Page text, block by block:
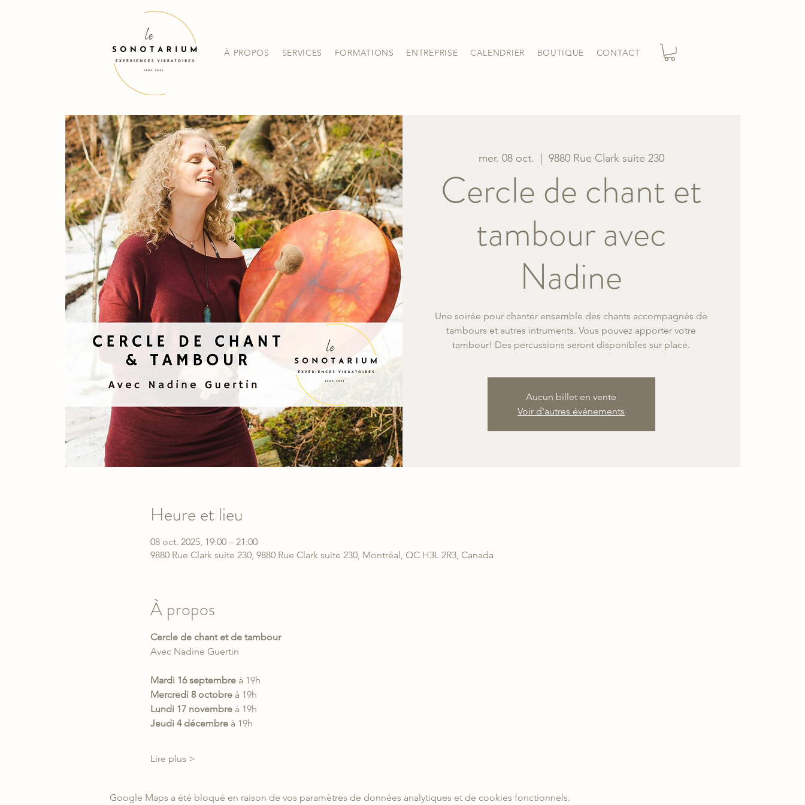
À PROPOS SERVICES FORMATIONS ENTREPRISE CALENDRIER BOUTIQUE CONTACT
mer. 08 oct. 9880 Rue Clark suite 230
Cercle de chant et
tambour avec
Nadine
Une soirée pour chanter ensemble des chants accompagnés de
tambours et autres intruments. Vous pouvez apporter votre
tambour! Des percussions seront disponibles sur place.
Aucun billet en vente
Voir d'autres événements
Heure et lieu
08 oct. 2025, 19:00 – 21:00
9880 Rue Clark suite 230, 9880 Rue Clark suite 230, Montréal, QC H3L 2R3, Canada
À propos
Cercle de chant et de tambour
Avec Nadine Guertin
Mardi 16 septembre à 19h
Mercredi 8 octobre à 19h
Lundi 17 novembre à 19h
Jeudi 4 décembre à 19h
Lire plus >
Google Maps a été bloqué en raison de vos paramètres de données analytiques et de cookies fonctionnels.